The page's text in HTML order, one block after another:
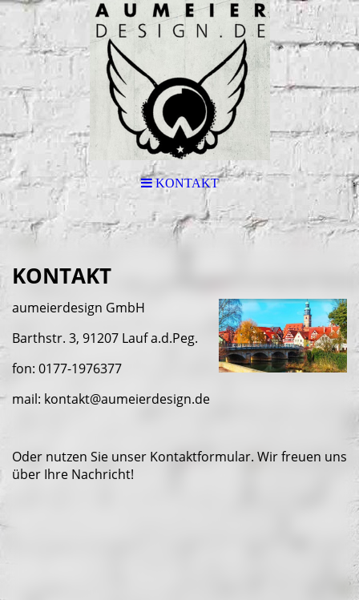
KONTAKT
KONTAKT
aumeierdesign GmbH
Barthstr. 3, 91207 Lauf a.d.Peg.
fon: 0177-1976377
mail: kontakt@aumeierdesign.de
Oder nutzen Sie unser Kontaktformular. Wir freuen uns
über Ihre Nachricht!